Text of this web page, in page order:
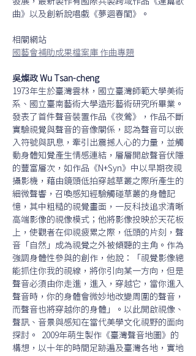
曲》以及創新說唱戲《夢迴春閨》。
相關網站
國藝會補助成果檔案庫 作曲專題
吳燦政 Wu Tsan-cheng
1973年生於臺灣雲林，國立臺灣師範大學美術
系、國立臺南藝術大學造形藝術研究所畢業。
發表了首件聲音裝置作品《夜鶯》，作品不斷
實驗視覺與聲音的音像關係，認為聲音可以嵌
入符號與訊息，牽引出震撼人心的力量，並觸
動身體知覺產生情感連結，層層開啟聲音伏隱
的豐富層次，如作品《N+Syn》中以早期夜視
攝影機，藉由鏡頭低拍穿越草叢之際所產生的
細微聲響，召喚感知經驗觸碰草叢的身體記
憶，其中粗糙的視覺畫面，一反科技追求清晰
高端影像的視像模式；他將影像投映於天花板
上，使觀者在仰視疲累之際，低頭的片刻，聲
音「自然」成為視覺之外被傾聽的主角。作為
強調身體性參與的創作，他說：「視覺影像總
能抓住你我的視線，將你引向某一方向，但是
聲音必須由你走進，進入，穿越它，當你進入
聲音時，你的身體會微妙地改變周圍的聲音，
而聲音也將穿越你的身體」。以此開啟視像、
聲訊、音景與感知在當代美學文化視野的面向
探討。  2009年萌生製作《臺灣聲音地圖》的
構想，以十年的時間足跡遍及臺灣各地，實地